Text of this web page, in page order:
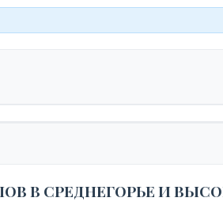
В СРЕДНЕГОРЬЕ И